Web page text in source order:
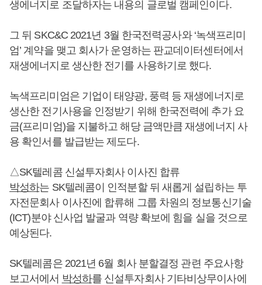
생에너지로 조달하자는 내용의 글로벌 캠페인이다.
그 뒤 SKC&C 2021년 3월 한국전력공사와 ‘녹색프리미
엄’ 계약을 맺고 회사가 운영하는 판교데이터센터에서
재생에너지로 생산한 전기를 사용하기로 했다.
녹색프리미엄은 기업이 태양광, 풍력 등 재생에너지로
생산한 전기사용을 인정받기 위해 한국전력에 추가 요
금(프리미엄)을 지불하고 해당 금액만큼 재생에너지 사
용 확인서를 발급받는 제도다.
△SK텔레콤 신설투자회사 이사진 합류
박성하는 SK텔레콤이 인적분할 뒤 새롭게 설립하는 투
자전문회사 이사진에 합류해 그룹 차원의 정보통신기술
(ICT)분야 신사업 발굴과 역량 확보에 힘을 실을 것으로
예상된다.
SK텔레콤은 2021년 6월 회사 분할결정 관련 주요사항
보고서에서 박성하를 신설투자회사 기타비상무이사에